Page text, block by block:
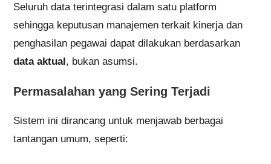
Seluruh data terintegrasi dalam satu platform
sehingga keputusan manajemen terkait kinerja dan
penghasilan pegawai dapat dilakukan berdasarkan
data aktual, bukan asumsi.
Permasalahan yang Sering Terjadi
Sistem ini dirancang untuk menjawab berbagai
tantangan umum, seperti: